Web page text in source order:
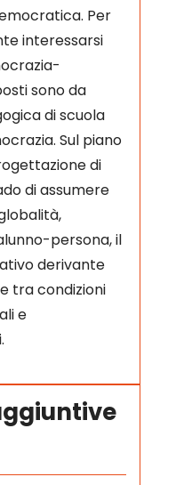
Per
interessarsi
sono da
di scuola
Sul piano
di
di assumere
persona, il
derivante
tra condizioni
e